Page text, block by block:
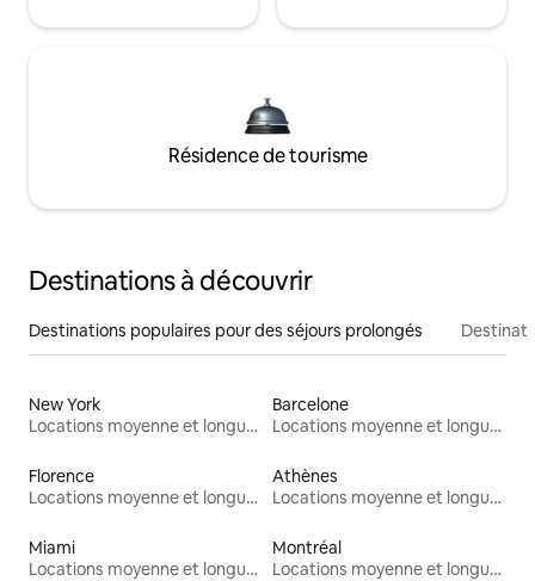
Résidence de tourisme
Destinations à découvrir
Destinations populaires pour des séjours prolongés
New York
Locations moyenne et longue durée
Barcelone
Locations moyenne et longue durée
Florence
Locations moyenne et longue durée
Athènes
Locations moyenne et longue durée
Miami
Locations moyenne et longue durée
Montréal
Locations moyenne et longue durée